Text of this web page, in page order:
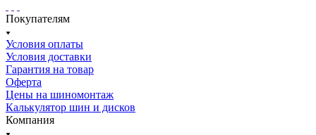
Покупателям
Условия оплаты
Условия доставки
Гарантия на товар
Оферта
Цены на шиномонтаж
Калькулятор шин и дисков
Компания